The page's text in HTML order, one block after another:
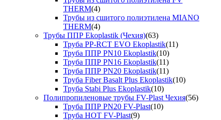
THERM(4)
Трубы из сшитого полиэтилена MIANO
THERM(4)
Трубы ППР Ekoplastik (Чехия)(63)
Труба PP-RCT EVO Ekoplastik(11)
Труба ППР PN10 Ekoplastik(10)
Труба ППР PN16 Ekoplastik(11)
Труба ППР PN20 Ekoplastik(11)
Труба Fiber Basalt Plus Ekoplastik(10)
Труба Stabi Plus Ekoplastik(10)
Полипропиленовые трубы FV-Plast Чехия(56)
Труба ППР PN20 FV-Plast(10)
Труба HOT FV-Plast(9)